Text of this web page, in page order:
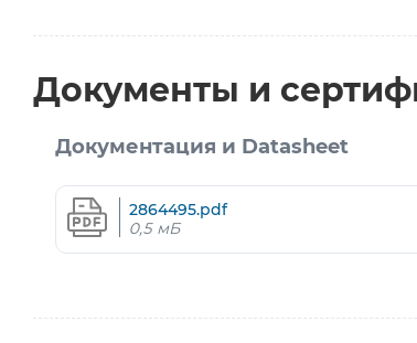
Документы и
Документация и Datasheet
2864495.pdf
0,5 мБ